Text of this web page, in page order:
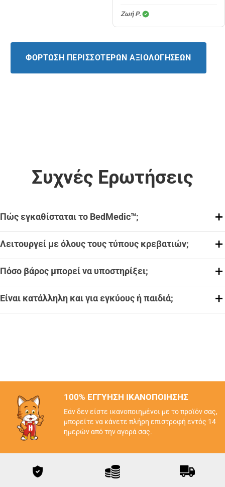
Ζωή Ρ.
ΦΌΡΤΩΣΗ ΠΕΡΙΣΣΌΤΕΡΩΝ ΑΞΙΟΛΟΓΉΣΕΩΝ
Συχνές Ερωτήσεις
Πώς εγκαθίσταται το BedMedic™;
Λειτουργεί με όλους τους τύπους κρεβατιών;
Πόσο βάρος μπορεί να υποστηρίξει;
Είναι κατάλληλη και για εγκύους ή παιδιά;
100% ΕΓΓΥΗΣΗ ΙΚΑΝΟΠΟΙΗΣΗΣ
Εάν δεν είστε ικανοποιημένοι με το προϊόν σας,
μπορείτε να κάνετε πλήρη επιστροφή εντός 14
ημερών από την αγορά σας.